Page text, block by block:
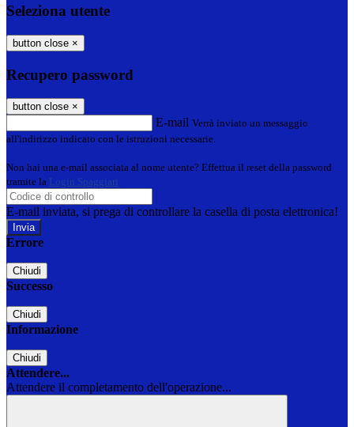
Seleziona utente
button close ×
Recupero password
button close ×
E-mail Verrà inviato un messaggio
all'indirizzo indicato con le istruzioni necessarie.
Non hai una e-mail associata al nome utente? Effettua il reset della password
tramite la Login Spaggiari
E-mail inviata, si prega di controllare la casella di posta elettronica!
Errore
Chiudi
Successo
Chiudi
Informazione
Chiudi
Attendere...
Attendere il completamento dell'operazione...